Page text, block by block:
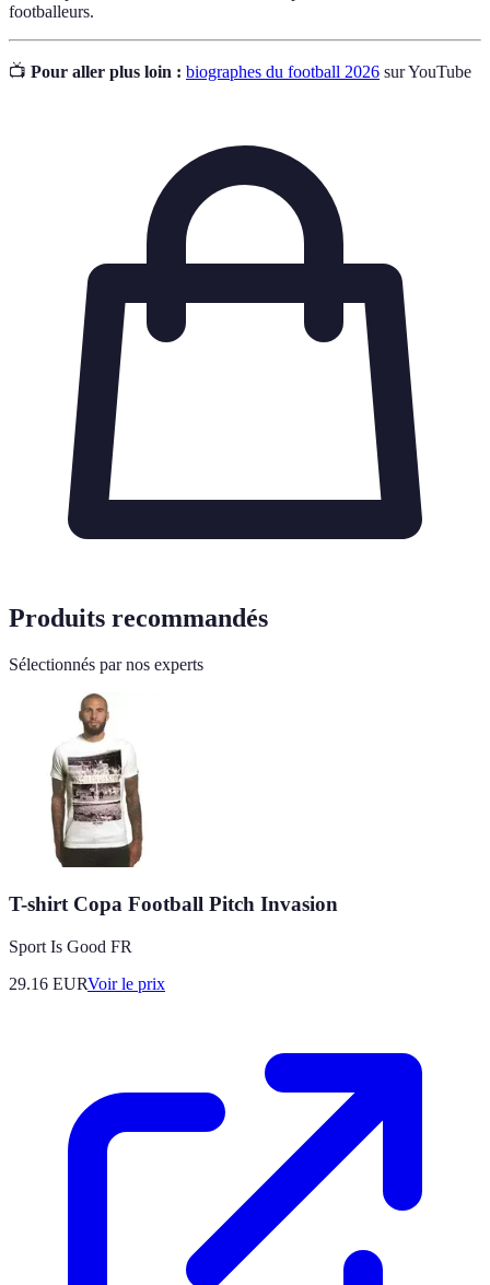
footballeurs.
📺 Pour aller plus loin : biographes du football 2026 sur YouTube
Produits recommandés
Sélectionnés par nos experts
T-shirt Copa Football Pitch Invasion
Sport Is Good FR
29.16 EURVoir le prix